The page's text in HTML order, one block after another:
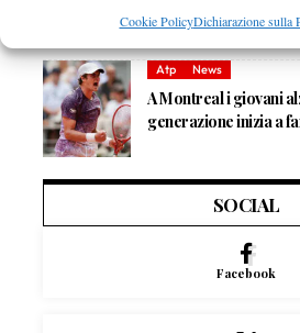
Cookie PolicyDichiarazione sulla
azzurra
Atp News
A Montreal i giovani
generazione inizia a
SOCIAL
Facebook